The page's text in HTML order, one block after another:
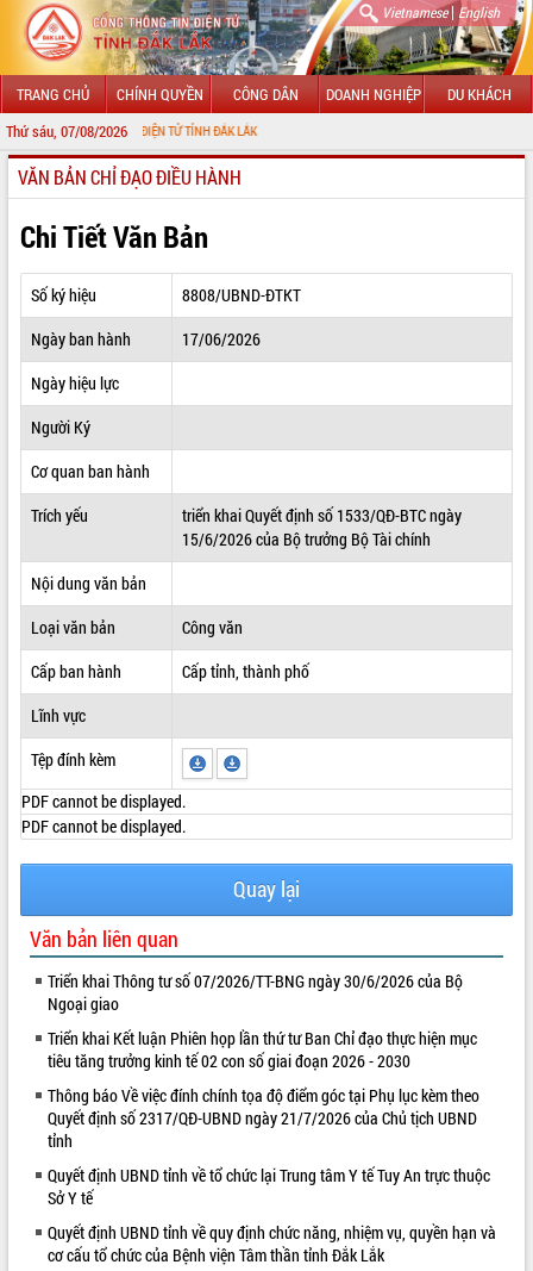
Vietnamese| English
TRANG CHỦ CHÍNH QUYỀN CÔNG DÂN DOANH NGHIỆP DU KHÁCH
Thứ sáu, 07/08/2026
THÔNG TIN ĐIỆN TỬ TỈNH ĐẮK LẮK
GIỚI THIỆU
LÃNH ĐẠO UBND TỈNH
TIN TỨC SỰ KIỆN
SỞ, BAN, NGÀNH
THÔNG TIN CHỈ ĐẠO ĐIỀU HÀNH
HỆ THỐNG VĂN BẢN
VĂN BẢN HĐND TỈNH
ĐIỂM TIN VĂN BẢN
VIDEO
Loading the player...
Khám bệnh, cấp phát thuốc miễn phí
và tặng quà người dân xã Cư Pui
Hội nghị UBND tỉnh Đắk Lắk thường kỳ
tháng 7/2026
VĂN BẢN CHỈ ĐẠO ĐIỀU HÀNH
Chi Tiết Văn Bản
Số ký hiệu
8808/UBND-ĐTKT
Ngày ban hành
17/06/2026
Ngày hiệu lực
Người Ký
Cơ quan ban hành
Trích yếu
triển khai Quyết định số 1533/QĐ-BTC ngày
15/6/2026 của Bộ trưởng Bộ Tài chính
Nội dung văn bản
Loại văn bản
Công văn
Cấp ban hành
Cấp tỉnh, thành phố
Lĩnh vực
Tệp đính kèm
PDF cannot be displayed.
PDF cannot be displayed.
Quay lại
Văn bản liên quan
Triển khai Thông tư số 07/2026/TT-BNG ngày 30/6/2026 của Bộ
Ngoại giao
Triển khai Kết luận Phiên họp lần thứ tư Ban Chỉ đạo thực hiện mục
tiêu tăng trưởng kinh tế 02 con số giai đoạn 2026 - 2030
Thông báo Về việc đính chính tọa độ điểm góc tại Phụ lục kèm theo
Quyết định số 2317/QĐ-UBND ngày 21/7/2026 của Chủ tịch UBND
tỉnh
Quyết định UBND tỉnh về tổ chức lại Trung tâm Y tế Tuy An trực thuộc
Sở Y tế
Quyết định UBND tỉnh về quy định chức năng, nhiệm vụ, quyền hạn và
cơ cấu tổ chức của Bệnh viện Tâm thần tỉnh Đắk Lắk